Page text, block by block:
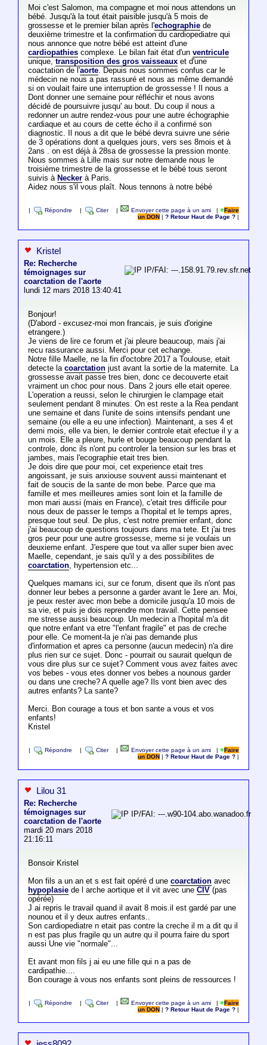
Moi c'est Salomon, ma compagne et moi nous attendons un
bébé. Jusqu'à la tout était paisible jusqu'à 5 mois de
grossesse et le premier bilan après l'echographiede
deuxième trimestre et la confirmation du cardiopediatre qui
nous annonce que notre bébé est atteint d'une
cardiopathiescomplexe. Le bilan fait état d'un ventricule
unique, transposition des gros vaisseauxet d'une
coactation de l'aorte. Depuis nous sommes confus car le
médecin ne nous a pas rassuré et nous as même demandé
si on voulait faire une interruption de grossesse ! Il nous a
Dont donner une semaine pour réfléchir et nous avons
décidé de poursuivre jusqu' au bout. Du coup il nous a
redonner un autre rendez-vous pour une autre échographie
cardiaque et au cours de cette écho il a confirmé son
diagnostic. Il nous a dit que le bébé devra suivre une série
de 3 opérations dont a quelques jours, vers ses 8mois et à
2ans . on est déjà à 28sa de grossesse la pression monte.
Nous sommes à Lille mais sur notre demande nous le
troisième trimestre de la grossesse et le bébé tous seront
suivis à Neckerà Paris.
Aidez nous s'il vous plaît. Nous tennons à notre bébé
Répondre Citer Envoyer cette page à un ami |
Faire
un DON
|? Retour Haut de Page ?
Kristel
Re: Recherche
témoignages sur
coarctation de l'aorte
lundi 12 mars 2018 13:40:41
IP/FAI: ---.158.91.79.rev.sfr.net
Bonjour!
(D'abord - excusez-moi mon francais, je suis d'origine
etrangere.)
Je viens de lire ce forum et j'ai pleure beaucoup, mais j'ai
recu rassurance aussi. Merci pour cet echange.
Notre fille Maelle, ne la fin d'octobre 2017 a Toulouse, etait
detecte la coarctationjust avant la sortie de la maternite. La
grossesse avait passe tres bien, donc ce decouverte etait
vraiment un choc pour nous. Dans 2 jours elle etait operee.
L'operation a reussi, selon le chirurgien le clampage etait
seulement pendant 8 minutes. On est reste a la Rea pendant
une semaine et dans l'unite de soins intensifs pendant une
semaine (ou elle a eu une infection). Maintenant, a ses 4 et
demi mois, elle va bien, le dernier controle etait efectue il y a
un mois. Elle a pleure, hurle et bouge beaucoup pendant la
controle, donc ils n'ont pu controler la tension sur les bras et
jambes, mais l'ecographie etait tres bien.
Je dois dire que pour moi, cet experience etait tres
angoissant, je suis anxiouse souvent aussi maintenant et
fait de soucis de la sante de mon bebe. Parce que ma
famille et mes meilleures amies sont loin et la famille de
mon mari aussi (mais en France), c'etait tres difficile pour
nous deux de passer le temps a l'hopital et le temps apres,
presque tout seul. De plus, c'est notre premier enfant, donc
j'ai beaucoup de questions toujours dans ma tete. Et j'ai tres
gros peur pour une autre grossesse, meme si je voulais un
deuxieme enfant. J'espere que tout va aller super bien avec
Maelle, cependant, je sais qu'il y a des possibilites de
coarctation, hypertension etc...
Quelques mamans ici, sur ce forum, disent que ils n'ont pas
donner leur bebes a personne a garder avant le 1ere an. Moi,
je peux rester avec mon bebe a domicile jusqu'a 10 mois de
sa vie, et puis je dois reprendre mon travail. Cette pensee
me stresse aussi beaucoup. Un medecin a l'hopital m'a dit
que notre enfant va etre "l'enfant fragile" et pas de creche
pour elle. Ce moment-la je n'ai pas demande plus
d'information et apres ca personne (aucun medecin) n'a dire
plus rien sur ce sujet. Donc - pourrait ou saurait quelqun de
vous dire plus sur ce sujet? Comment vous avez faites avec
vos bebes - vous etes donner vos bebes a nounous garder
ou dans une creche? A quelle age? Ils vont bien avec des
autres enfants? La sante?
Merci. Bon courage a tous et bon sante a vous et vos
enfants!
Kristel
Répondre Citer Envoyer cette page à un ami |
Faire
un DON
|? Retour Haut de Page ?
Lilou 31
Re: Recherche
témoignages sur
coarctation de l'aorte
mardi 20 mars 2018
21:16:11
IP/FAI: ---.w90-104.abo.wanadoo.fr
Bonsoir Kristel
Mon fils a un an et s est fait opéré d une coarctationavec
hypoplasiede l arche aortique et il vit avec une CIV(pas
opérée)
J ai repris le travail quand il avait 8 mois.il est gardé par une
nounou et il y deux autres enfants..
Son cardiopediatre n etait pas contre la creche il m a dit qu il
n est pas plus fragile qu un autre qu il pourra faire du sport
aussi Une vie "normale"...
Et avant mon fils j ai eu une fille qui n a pas de
cardipathie....
Bon courage à vous nos enfants sont pleins de ressources !
Répondre Citer Envoyer cette page à un ami |
Faire
un DON
|? Retour Haut de Page ?